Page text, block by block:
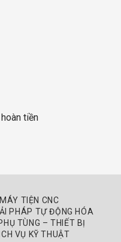
tiền
TIỆN CNC
PHÁP TỰ ĐỘNG HÓA
TÙNG – THIẾT BỊ
VỤ KỸ THUẬT